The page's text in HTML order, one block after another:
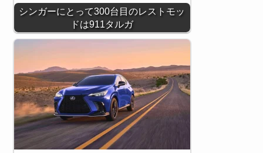
シンガーにとって300台目のレストモッ
ドは911タルガ